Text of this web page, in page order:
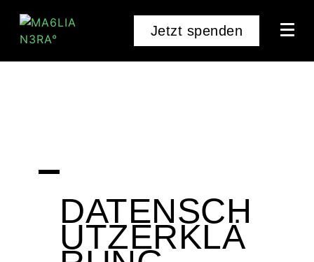
Jetzt spenden
DATENSCH
UTZERKLÄ